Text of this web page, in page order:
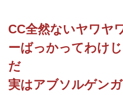
CC全然ないヤワヤ
ーばっかってわけ
だ
実はアブソルゲン